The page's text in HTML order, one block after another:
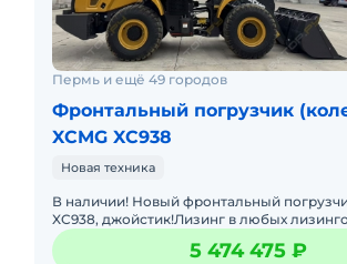
Пермь и ещё 49 городов
Фронтальный погрузчик
XCMG XC938
Новая техника
В наличии! Новый фронтальный
XC938, джойстик!Лизинг в любых
компаниях. Гарантия.Доставка в
кгМодель двигателя:W5 474 475 ₽